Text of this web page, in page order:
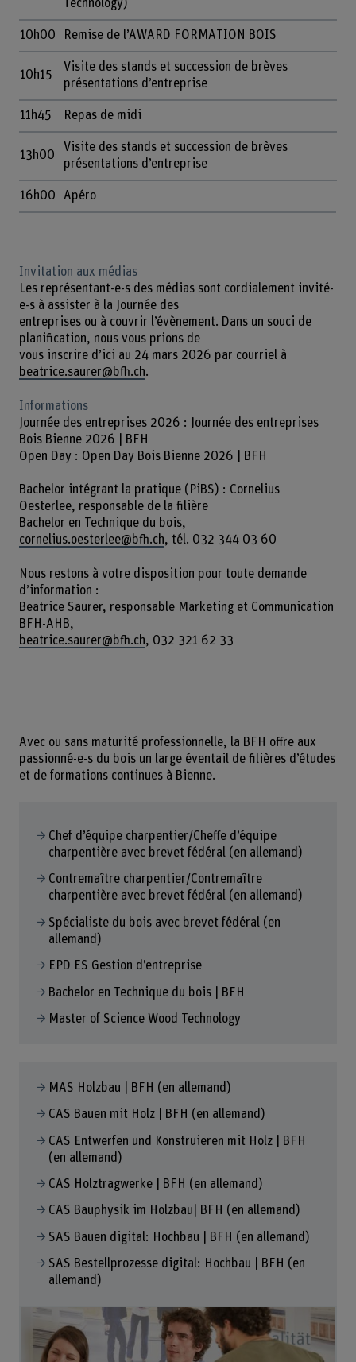
Technology)
10h00 Remise de l’AWARD FORMATION BOIS
10h15
Visite des stands et succession de brèves
présentations d’entreprise
11h45 Repas de midi
13h00
Visite des stands et succession de brèves
présentations d’entreprise
16h00 Apéro
Invitation aux médias
Les représentant-e-s des médias sont cordialement invité-
e-s à assister à la Journée des
entreprises ou à couvrir l’évènement. Dans un souci de
planification, nous vous prions de
vous inscrire d’ici au 24 mars 2026 par courriel à
beatrice.saurer@bfh.ch.
Informations
Journée des entreprises 2026 : Journée des entreprises
Bois Bienne 2026 | BFH
Open Day : Open Day Bois Bienne 2026 | BFH
Bachelor intégrant la pratique (PiBS) : Cornelius
Oesterlee, responsable de la filière
Bachelor en Technique du bois,
cornelius.oesterlee@bfh.ch, tél. 032 344 03 60
Nous restons à votre disposition pour toute demande
d’information :
Beatrice Saurer, responsable Marketing et Communication
BFH-AHB,
beatrice.saurer@bfh.ch, 032 321 62 33
Avec ou sans maturité professionnelle, la BFH offre aux
passionné-e-s du bois un large éventail de filières d’études
et de formations continues à Bienne.
Chef d’équipe charpentier/Cheffe d’équipe
charpentière avec brevet fédéral (en allemand)
Contremaître charpentier/Contremaître
charpentière avec brevet fédéral (en allemand)
Spécialiste du bois avec brevet fédéral (en
allemand)
EPD ES Gestion d’entreprise
Bachelor en Technique du bois | BFH
Master of Science Wood Technology
MAS Holzbau | BFH (en allemand)
CAS Bauen mit Holz | BFH (en allemand)
CAS Entwerfen und Konstruieren mit Holz | BFH
(en allemand)
CAS Holztragwerke | BFH (en allemand)
CAS Bauphysik im Holzbau| BFH (en allemand)
SAS Bauen digital: Hochbau | BFH (en allemand)
SAS Bestellprozesse digital: Hochbau | BFH (en
allemand)